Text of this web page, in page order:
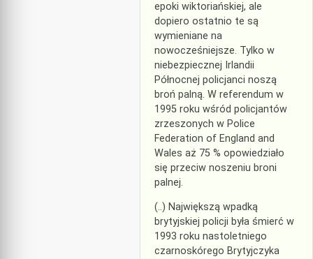
epoki wiktoriańskiej, ale
dopiero ostatnio te są
wymieniane na
nowocześniejsze. Tylko w
niebezpiecznej Irlandii
Północnej policjanci noszą
broń palną. W referendum w
1995 roku wśród policjantów
zrzeszonych w Police
Federation of England and
Wales aż 75 % opowiedziało
się przeciw noszeniu broni
palnej.
(..) Największą wpadką
brytyjskiej policji była śmierć w
1993 roku nastoletniego
czarnoskórego Brytyjczyka